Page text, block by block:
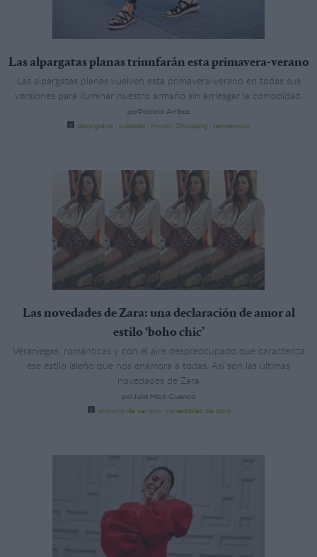
Las alpargatas planas triunfarán esta primavera-verano
Las alpargatas planas vuelven esta primavera-verano en todas sus
versiones para iluminar nuestro armario sin arriesgar la comodidad.
porPatricia Arribas
alpargatas
calzado moda Shooping tendencias
Las novedades de Zara: una declaración de amor al
estilo ‘boho chic’
Veraniegas, románticas y con el aire despreocupado que caracteriza
ese estilo isleño que nos enamora a todas. Así son las últimas
novedades de Zara
porJulia Micó Cuenca
armario de verano· novedades de zara